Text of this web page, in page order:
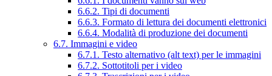
6.6.2. Tipi di documenti
6.6.3. Formato di lettura dei documenti elettronici
6.6.4. Modalità di produzione dei documenti
6.7. Immagini e video
6.7.1. Testo alternativo (alt text) per le immagini
6.7.2. Sottotitoli per i video